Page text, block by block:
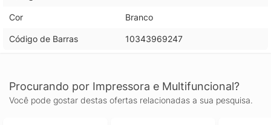
Cor Branco
Código de Barras 10343969247
Procurando por Impressora e Multifuncional?
Você pode gostar destas ofertas relacionadas a sua pesquisa.